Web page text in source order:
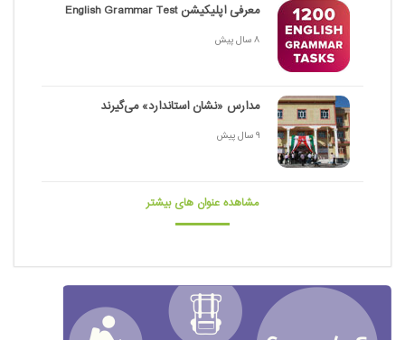
معرفی اپلیکیشن English Grammar Test
8 سال پیش
مدارس «نشان استاندارد» می‌گیرند
9 سال پیش
مشاهده عنوان های بیشتر